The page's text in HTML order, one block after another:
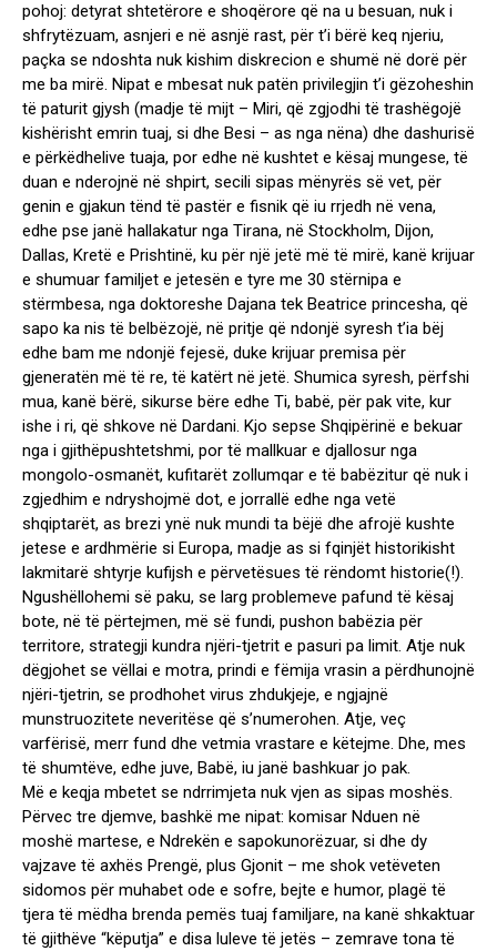
pohoj: detyrat shtetërore e shoqërore që na u besuan, nuk i
shfrytëzuam, asnjeri e në asnjë rast, për t’i bërë keq njeriu,
paçka se ndoshta nuk kishim diskrecion e shumë në dorë për
me ba mirë. Nipat e mbesat nuk patën privilegjin t’i gëzoheshin
të paturit gjysh (madje të mijt – Miri, që zgjodhi të trashëgojë
kishërisht emrin tuaj, si dhe Besi – as nga nëna) dhe dashurisë
e përkëdhelive tuaja, por edhe në kushtet e kësaj mungese, të
duan e nderojnë në shpirt, secili sipas mënyrës së vet, për
genin e gjakun tënd të pastër e fisnik që iu rrjedh në vena,
edhe pse janë hallakatur nga Tirana, në Stockholm, Dijon,
Dallas, Kretë e Prishtinë, ku për një jetë më të mirë, kanë krijuar
e shumuar familjet e jetesën e tyre me 30 stërnipa e
stërmbesa, nga doktoreshe Dajana tek Beatrice princesha, që
sapo ka nis të belbëzojë, në pritje që ndonjë syresh t’ia bëj
edhe bam me ndonjë fejesë, duke krijuar premisa për
gjeneratën më të re, të katërt në jetë. Shumica syresh, përfshi
mua, kanë bërë, sikurse bëre edhe Ti, babë, për pak vite, kur
ishe i ri, që shkove në Dardani. Kjo sepse Shqipërinë e bekuar
nga i gjithëpushtetshmi, por të mallkuar e djallosur nga
mongolo-osmanët, kufitarët zollumqar e të babëzitur që nuk i
zgjedhim e ndryshojmë dot, e jorrallë edhe nga vetë
shqiptarët, as brezi ynë nuk mundi ta bëjë dhe afrojë kushte
jetese e ardhmërie si Europa, madje as si fqinjët historikisht
lakmitarë shtyrje kufijsh e përvetësues të rëndomt historie(!).
Ngushëllohemi së paku, se larg problemeve pafund të kësaj
bote, në të përtejmen, më së fundi, pushon babëzia për
territore, strategji kundra njëri-tjetrit e pasuri pa limit. Atje nuk
dëgjohet se vëllai e motra, prindi e fëmija vrasin a përdhunojnë
njëri-tjetrin, se prodhohet virus zhdukjeje, e ngjajnë
munstruozitete neveritëse që s’numerohen. Atje, veç
varfërisë, merr fund dhe vetmia vrastare e këtejme. Dhe, mes
të shumtëve, edhe juve, Babë, iu janë bashkuar jo pak.
Më e keqja mbetet se ndrrimjeta nuk vjen as sipas moshës.
Përvec tre djemve, bashkë me nipat: komisar Nduen në
moshë martese, e Ndrekën e sapokunorëzuar, si dhe dy
vajzave të axhës Prengë, plus Gjonit – me shok vetëveten
sidomos për muhabet ode e sofre, bejte e humor, plagë të
tjera të mëdha brenda pemës tuaj familjare, na kanë shkaktuar
të gjithëve “këputja” e disa luleve të jetës – zemrave tona të